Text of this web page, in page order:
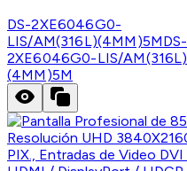
DS-2XE6046G0-
LIS/AM(316L)(4MM)5MDS-
2XE6046G0-LIS/AM(316L)
(4MM)5M